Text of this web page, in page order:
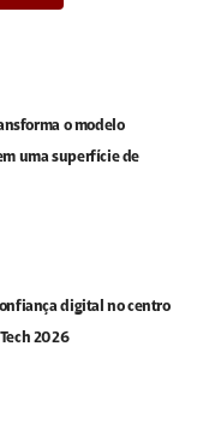
o modelo
uma superfície de
digital no centro
2026